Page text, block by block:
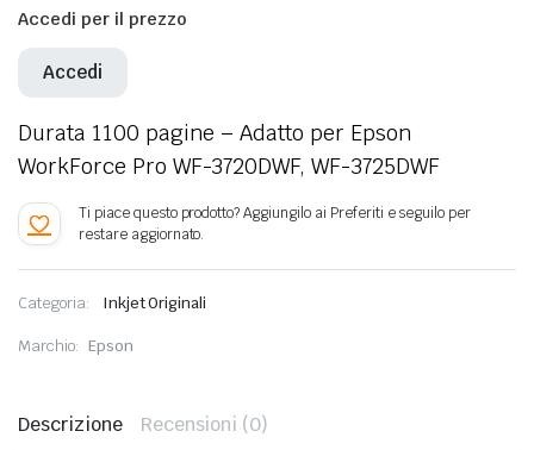
Accedi per il prezzo
Accedi
Durata 1100 pagine – Adatto per Epson
WorkForce Pro WF-3720DWF, WF-3725DWF
Categoria: Inkjet Originali
Marchio: Epson
Descrizione Recensioni (0)